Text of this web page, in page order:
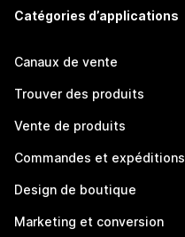
Catégories d’applications
Canaux de vente
Trouver des produits
Vente de produits
Commandes et expéditions
Design de boutique
Marketing et conversion